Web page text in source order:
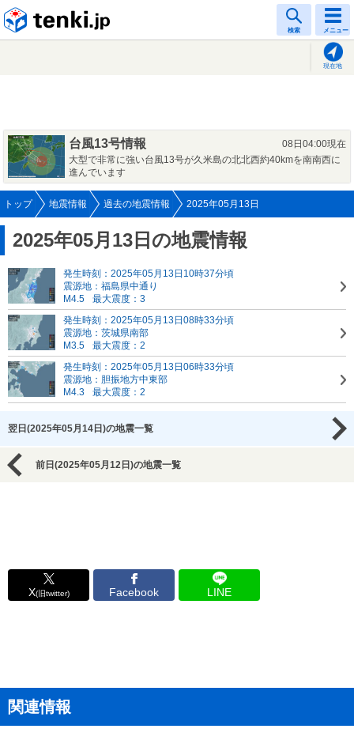
検索 メニュー
現在地
台風13号情報
08日04:00現在
大型で非常に強い台風13号が久米島の北北西約40kmを南南西に
進んでいます
トップ 地震情報 過去の地震情報 2025年05月13日
2025年05月13日の地震情報
発生時刻：2025年05月13日10時37分頃
震源地：福島県中通り
M4.5
最大震度：3
発生時刻：2025年05月13日08時33分頃
震源地：茨城県南部
M3.5
最大震度：2
発生時刻：2025年05月13日06時33分頃
震源地：胆振地方中東部
M4.3
最大震度：2
翌日(2025年05月14日)の地震一覧
前日(2025年05月12日)の地震一覧
X(旧twitter) Facebook LINE
関連情報